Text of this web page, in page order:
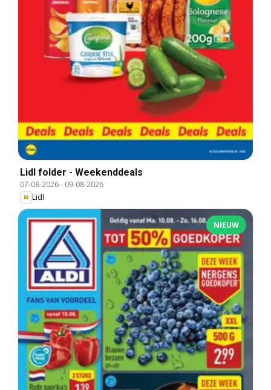
Lidl folder - Weekenddeals
07-08-2026- 09-08-2026
Lidl
NIEUW